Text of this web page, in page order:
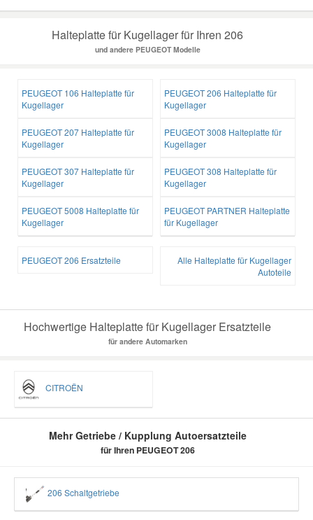
Halteplatte für Kugellager für Ihren 206
und andere PEUGEOT Modelle
PEUGEOT 106 Halteplatte für
Kugellager
PEUGEOT 206 Halteplatte für
Kugellager
PEUGEOT 207 Halteplatte für
Kugellager
PEUGEOT 3008 Halteplatte für
Kugellager
PEUGEOT 307 Halteplatte für
Kugellager
PEUGEOT 308 Halteplatte für
Kugellager
PEUGEOT 5008 Halteplatte für
Kugellager
PEUGEOT PARTNER Halteplatte
für Kugellager
PEUGEOT 206 Ersatzteile
Alle Halteplatte für Kugellager
Autoteile
Hochwertige Halteplatte für Kugellager Ersatzteile
für andere Automarken
CITROËN
Mehr Getriebe / Kupplung Autoersatzteile
für Ihren PEUGEOT 206
206 Schaltgetriebe